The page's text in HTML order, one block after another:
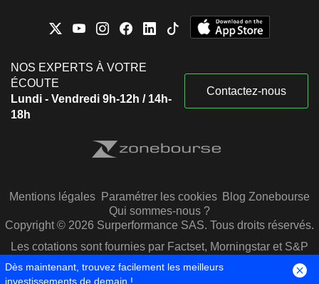
NOS EXPERTS À VOTRE
ÉCOUTE
Lundi - Vendredi 9h-12h / 14h-
18h
Contactez-nous
Mentions légales Paramétrer les cookies Blog Zonebourse
Qui sommes-nous ?
Copyright © 2026 Surperformance SAS. Tous droits réservés.
Les cotations sont fournies par Factset, Morningstar et S&P
Capital IQ
Dès maintenant, trouvez facilement les meilleurs
investissements de demain !